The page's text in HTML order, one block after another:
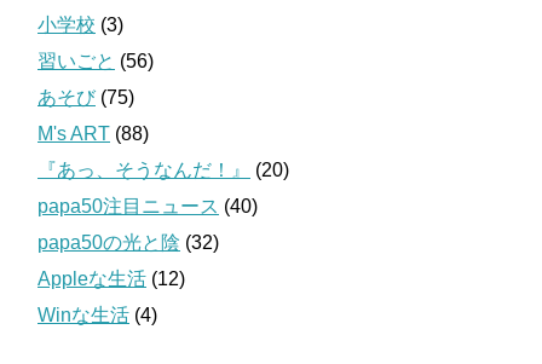
小学校 (3)
習いごと (56)
あそび(75)
M's ART (88)
『あっ、そうなんだ！』
(20)
papa50注目ニュース (40)
papa50の光と陰 (32)
Appleな生活 (12)
Winな生活 (4)